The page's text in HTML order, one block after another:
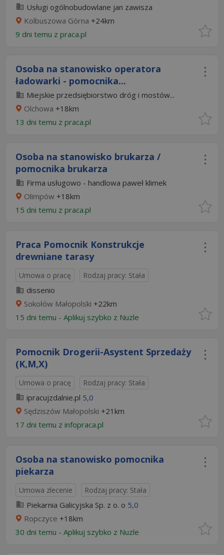
Usługi ogólnobudowlane jan zawisza
Kolbuszowa Górna +24km
9 dni temu z praca.pl
Osoba na stanowisko operatora
ładowarki - pomocnika...
Miejskie przedsiębiorstwo dróg i mostów...
Olchowa +18km
13 dni temu z praca.pl
Osoba na stanowisko brukarza /
pomocnika brukarza
Firma usługowo - handlowa paweł klimek
Olimpów +18km
15 dni temu z praca.pl
Praca Pomocnik Konstrukcje
drewniane tarasy
Umowa o pracę Rodzaj pracy: Stała
dissenio
Sokołów Małopolski +22km
15 dni temu - Aplikuj szybko z Nuzle
Pomocnik Drogerii-Asystent Sprzedaży
(K,M,X)
Umowa o pracę Rodzaj pracy: Stała
ipracujzdalnie.pl 5,0
Sędziszów Małopolski +21km
17 dni temu z infopraca.pl
Osoba na stanowisko pomocnika
piekarza
Umowa zlecenie Rodzaj pracy: Stała
Piekarnia Galicyjska Sp. z o. o 5,0
Ropczyce +18km
30 dni temu - Aplikuj szybko z Nuzle